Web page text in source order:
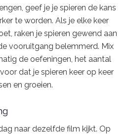
geef je je spieren de kans
te worden. Als je elke keer
raken je spieren gewend aan
vooruitgang belemmerd. Mix
de oefeningen, het aantal
dat je spieren keer op keer
en groeien.
naar dezelfde film kijkt. Op